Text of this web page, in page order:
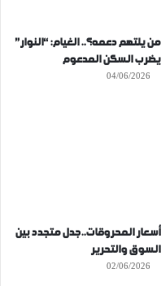
من يلتهم دعمه؟.. الغيام: “النوار”
يضرب السكن المدعوم
04/06/2026
أسعار المحروقات..جدل متجدد بين
السوق والتحرير
02/06/2026